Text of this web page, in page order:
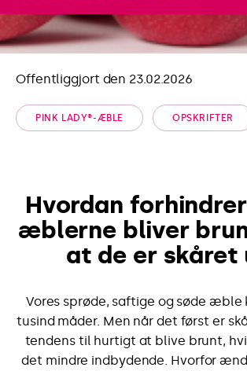
Offentliggjort den 23.02.2026
PINK LADY®-ÆBLE OPSKRIFTER
Hvordan
æblerne bliver
at de er skåret
Vores sprøde, saftige og søde æble
tusind måder. Men når det først er
tendens til hurtigt at blive brunt,
det mindre indbydende. Hvorfor